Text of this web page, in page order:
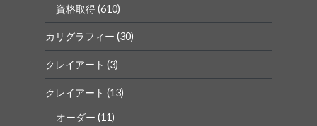
資格取得(610)
カリグラフィー (30)
クレイアート (3)
クレイアート (13)
オーダー (11)